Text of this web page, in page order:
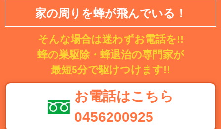
家の周りを蜂が飛んでいる！
そんな場合は迷わずお電話を!!
蜂の巣駆除・蜂退治の専門家が
最短5分で駆けつけます!!
お電話はこちら
0456200925